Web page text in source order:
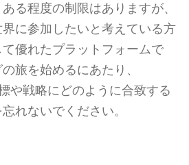
る程度の制限はありますが、
界に参加したいと考えている方
優れたプラットフォームで
旅を始めるにあたり、
や戦略にどのように合致する
れないでください。